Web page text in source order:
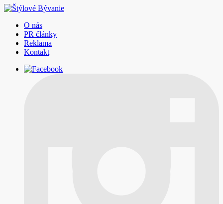
O nás
PR články
Reklama
Kontakt